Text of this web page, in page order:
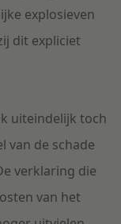
explosieven
dit expliciet
uiteindelijk toch
van de schade
verklaring die
van het